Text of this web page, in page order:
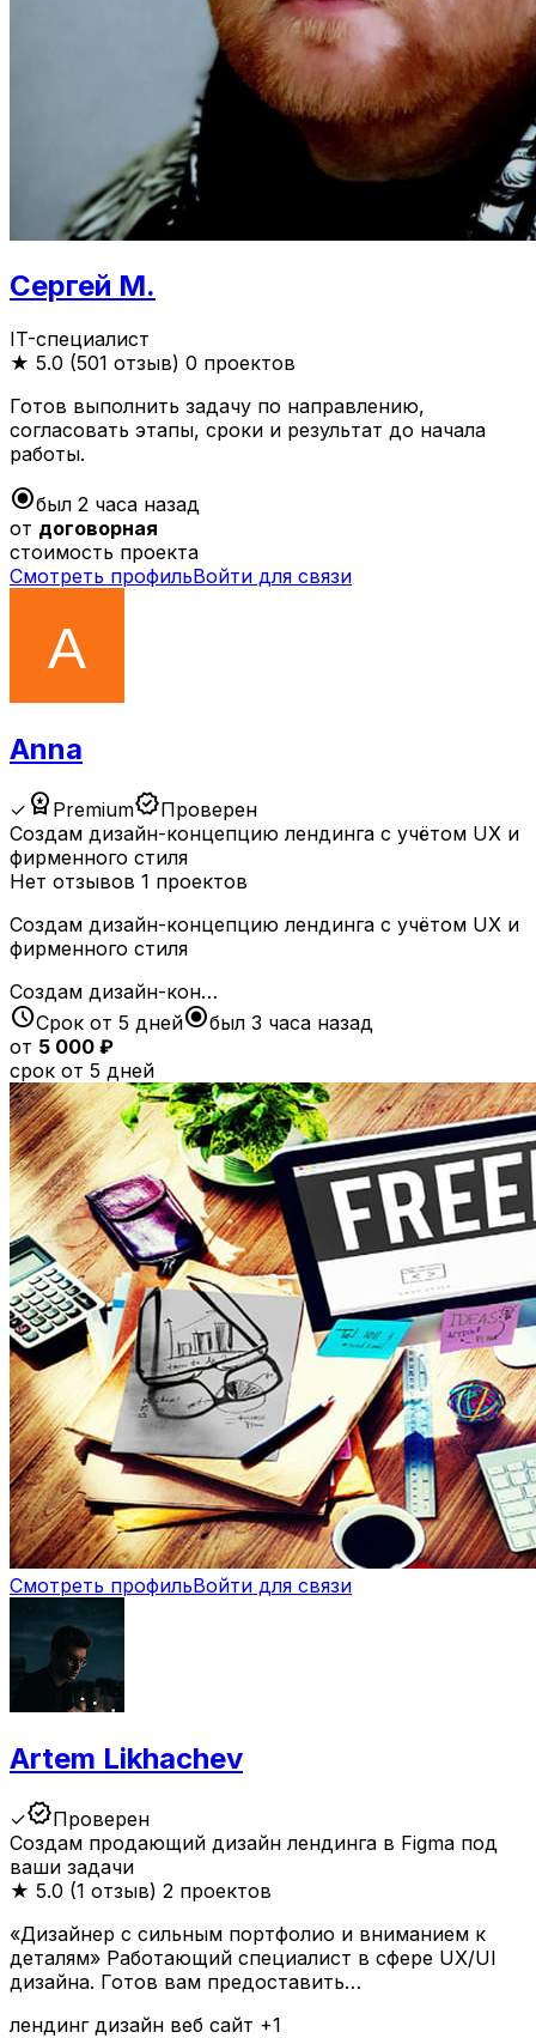
Сергей М.
IT-специалист
★ 5.0 (501 отзыв) 0 проектов
Готов выполнить задачу по направлению,
согласовать этапы, сроки и результат до начала
работы.
radio_button_checkedбыл 2 часа назад
от договорная
стоимость проекта
Смотреть профильВойти для связи
Anna
✓ workspace_premium PremiumverifiedПроверен
Создам дизайн-концепцию лендинга с учётом UX и
фирменного стиля
Нет отзывов 1 проектов
Создам дизайн-концепцию лендинга с учётом UX и
фирменного стиля
Создам дизайн-кон…
scheduleСрок от 5 днейradio_button_checkedбыл 3 часа назад
от 5 000 ₽
срок от 5 дней
Смотреть профильВойти для связи
Artem Likhachev
✓verifiedПроверен
Создам продающий дизайн лендинга в Figma под
ваши задачи
★ 5.0 (1 отзыв) 2 проектов
«Дизайнер с сильным портфолио и вниманием к
деталям» Работающий специалист в сфере UX/UI
дизайна. Готов вам предоставить…
лендинг дизайн веб сайт +1